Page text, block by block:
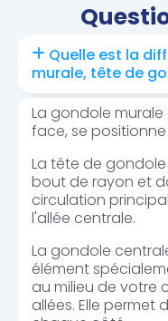
Quelle est la
murale, tête de
La gondole
face, se
La tête de
bout de rayon et
circulation
l'allée centrale.
La gondole
élément
au milieu de votre
allées. Elle permet